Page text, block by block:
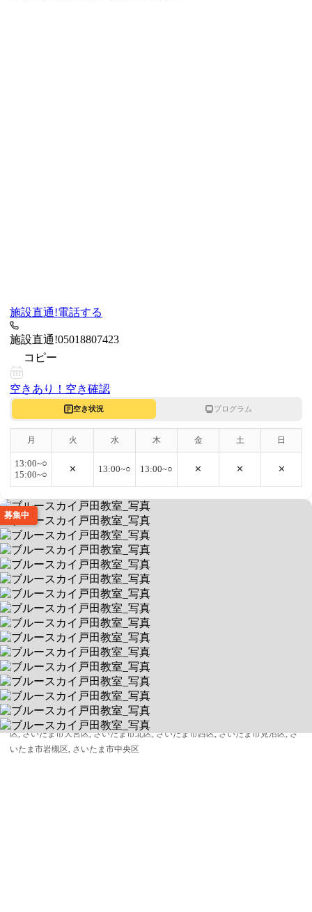
施設直通!電話する
施設直通!05018807423
コピー
空きあり！ 空き確認
空き状況 プログラム
月 火 水 木 金 土 日
13:00~○
15:00~○
✕ 13:00~○ 13:00~○ ✕ ✕ ✕
募集中
ブルースカイ戸田教室
1回1時間・完全マンツーマン制
送迎あり 空きあり
平日 9:30～18:30 / 土
335-0021 埼玉県戸田市新曽107 ADVANCE MISHIMA 弐番館
送迎対象: 戸田市, 川口市, 蕨市, 板橋区, さいたま市南区, 北区, さいたま市桜
区, さいたま市大宮区, さいたま市北区, さいたま市西区, さいたま市見沼区, さ
いたま市岩槻区, さいたま市中央区